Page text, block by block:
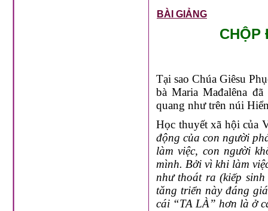
BÀI GIẢNG
CHỘP
Tại sao Chúa Giêsu
bà Maria Mađalêna
quang như trên núi
Học thuyết xã hội của
động của con người
làm việc, con người
mình. Bởi vì khi làm
như thoát ra (kiếp
tăng triển này đáng
cái “TA LÀ” hơn là ở